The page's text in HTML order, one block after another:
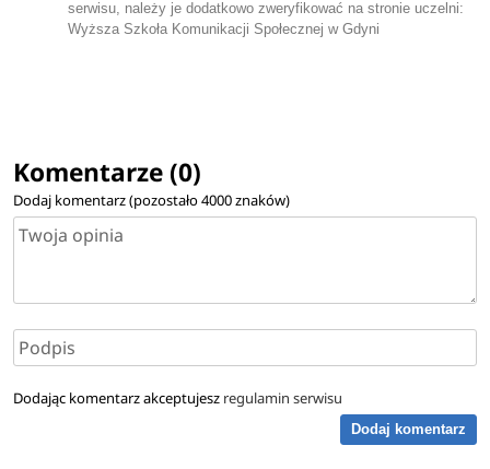
serwisu, należy je dodatkowo zweryfikować na stronie uczelni:
Wyższa Szkoła Komunikacji Społecznej w Gdyni
Komentarze (0)
Dodaj komentarz (pozostało4000znaków)
Dodając komentarz akceptujesz regulamin serwisu
Dodaj komentarz